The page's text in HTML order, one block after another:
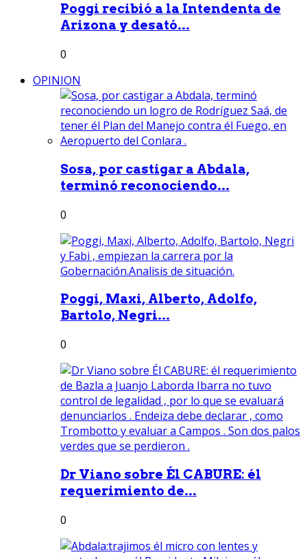
Poggi recibió a la Intendenta de
Arizona y desató...
0
OPINION
Sosa, por castigar a Abdala,
terminó reconociendo...
0
Poggi, Maxi, Alberto, Adolfo,
Bartolo, Negri...
0
Dr Viano sobre Él CABURE: él
requerimiento de...
0